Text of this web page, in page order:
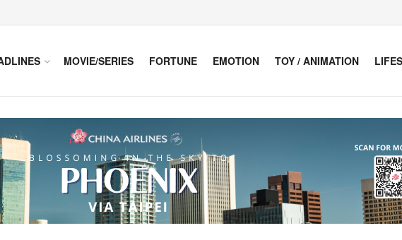
MOVIE/SERIES FORTUNE EMOTION TOY / ANIMATION